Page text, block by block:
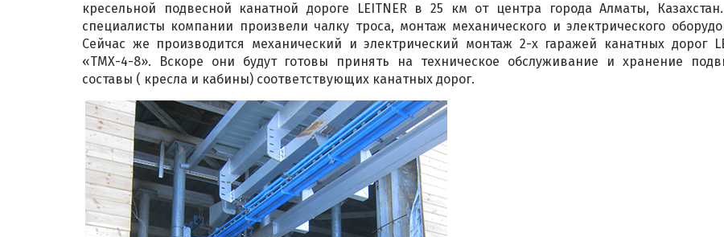
кресельной подвесной канатной дороге LEITNER в 25 км от центра города Алматы, Казахстан.
специалисты компании произвели чалку троса, монтаж механического и электрического
Сейчас же производится механический и электрический монтаж 2-х гаражей канатных дорог
«ТМХ-4-8». Вскоре они будут готовы принять на техническое обслуживание и хранение
составы ( кресла и кабины) соответствующих канатных дорог.